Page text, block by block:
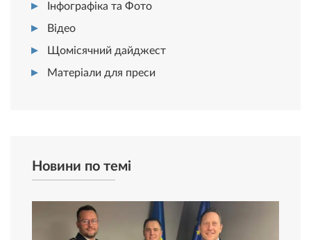
Інфографіка та Фото
Відео
Щомісячний дайджест
Матеріали для преси
Новини по темі